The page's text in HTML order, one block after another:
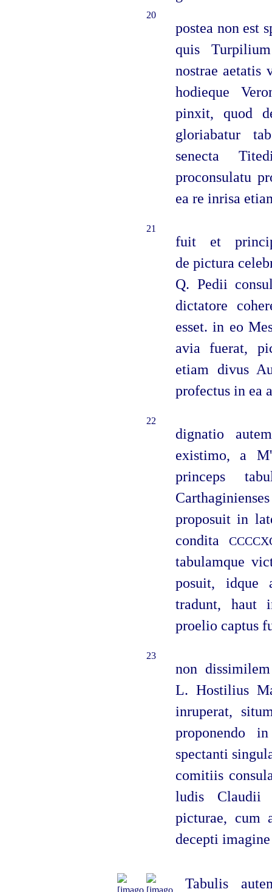
20
postea non est
quis
nostrae aetatis
hodieque
pinxit, quod
gloriabatur
senecta
proconsulatu
ea re inrisa
21
fuit et
de pictura
Q. Pedii
dictatore
esset. in eo
avia fuerat,
etiam divus
profectus in ea
22
dignatio
existimo, a
princeps
proposuit in
condita
tabulamque
posuit, idque
tradunt, haut
proelio captus
23
non
L. Hostilius
inruperat,
proponendo
spectanti
comitiis
ludis Claudii
picturae, cum
decepti
Tabulis